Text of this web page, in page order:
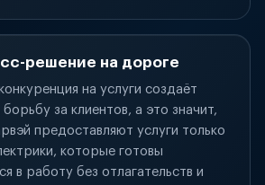
решение на дороге
на услуги создаёт
за клиентов, а это значит,
предоставляют услуги только
которые готовы
в работу без отлагательств и